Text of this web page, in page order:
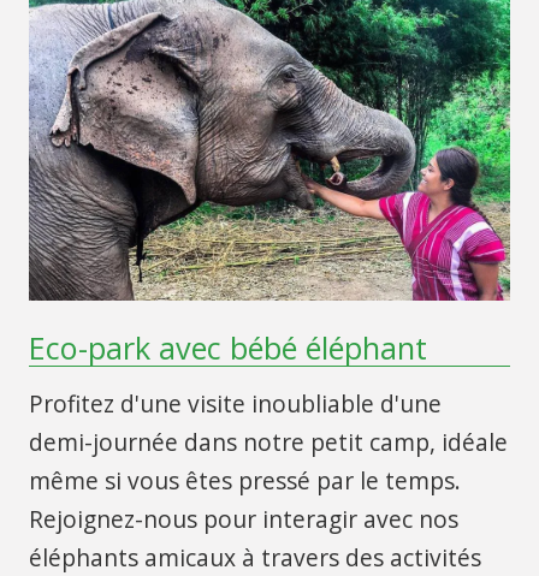
Eco-park avec bébé éléphant
Profitez d'une visite inoubliable d'une
demi-journée dans notre petit camp, idéale
même si vous êtes pressé par le temps.
Rejoignez-nous pour interagir avec nos
éléphants amicaux à travers des activités